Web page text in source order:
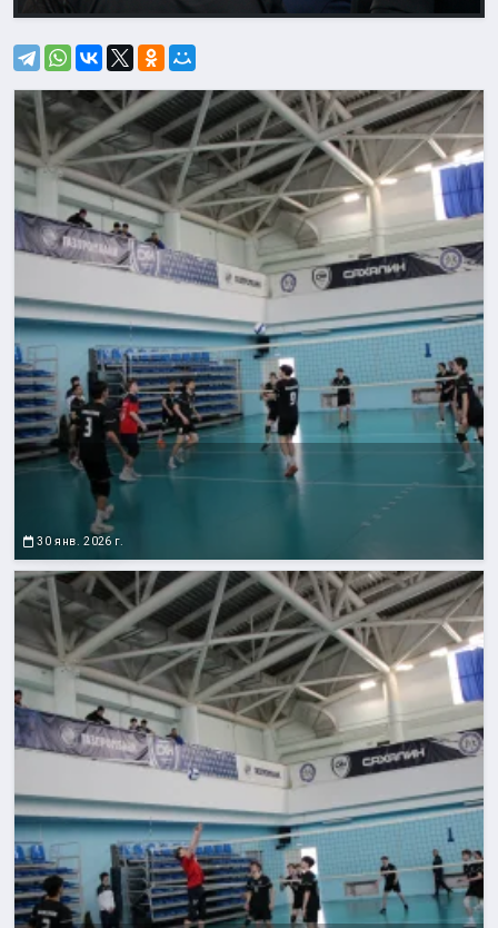
30 янв. 2026 г.